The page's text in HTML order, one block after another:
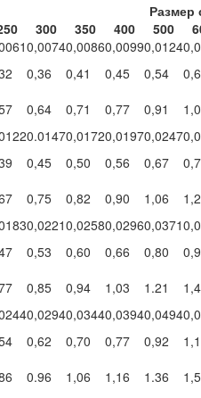
Размер
300 350 400 500
0,00740,00860,00990,0124
0,36 0,41 0,45 0,54
0,64 0,71 0,77 0,91
0.01470,01720,01970,0247
0,45 0,50 0,56 0,67
0,75 0,82 0,90 1,06
0,02210,02580,02960,0371
0,53 0,60 0,66 0,80
0,85 0,94 1,03 1.21
0,02940,03440,03940,0494
0,62 0,70 0,77 0,92
0.96 1,06 1,16 1.36